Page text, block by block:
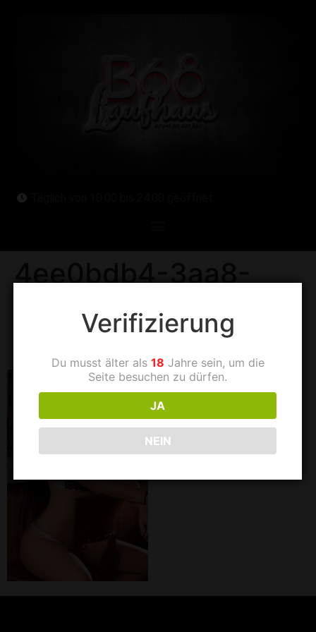
4ee0bdb4-3aa8-
4b1c-8ab5-
cca3e45042a0
Verifizierung
Du musst älter als 18 Jahre sein, um die
Seite besuchen zu dürfen.
JA
NEIN